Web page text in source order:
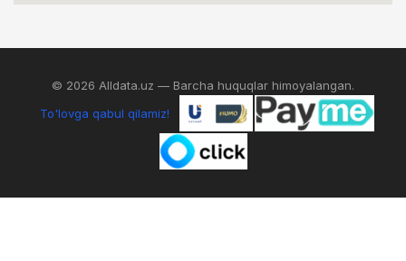
© 2026 Alldata.uz — Barcha huquqlar himoyalangan.
To'lovga qabul qilamiz!